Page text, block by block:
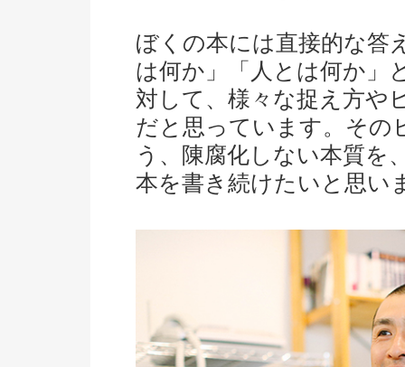
ぼくの本には直接的な答
は何か」「人とは何か」
対して、様々な捉え方や
だと思っています。その
う、陳腐化しない本質を
本を書き続けたいと思い